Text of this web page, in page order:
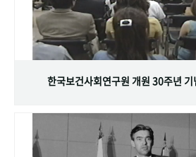
한국보건사회연구원 개원 30주년